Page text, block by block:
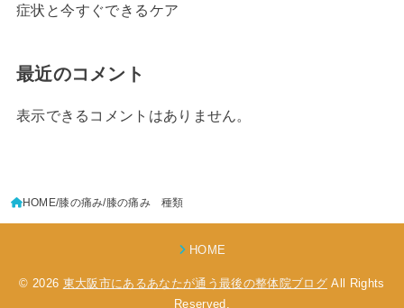
症状と今すぐできるケア
最近のコメント
表示できるコメントはありません。
HOME 膝の痛み 膝の痛み 種類
HOME
© 2026 東大阪市にあるあなたが通う最後の整体院ブログAll Rights
Reserved.